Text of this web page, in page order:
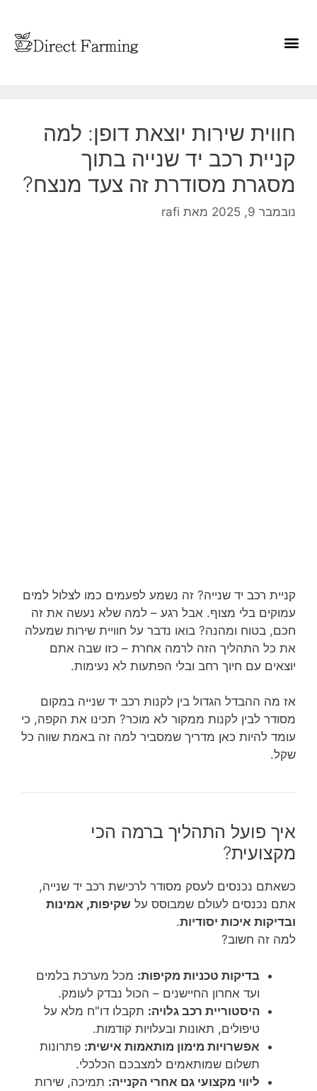
חווית שירות יוצאת דופן: למה
קניית רכב יד שנייה בתוך
מסגרת מסודרת זה צעד מנצח?
נובמבר 9, 2025 מאת rafi
קניית רכב יד שנייה? זה נשמע לפעמים כמו לצלול למים
עמוקים בלי מצוף. אבל רגע – למה שלא נעשה את זה
חכם, בטוח ומהנה? בואו נדבר על חוויית שירות שמעלה
את כל התהליך הזה לרמה אחרת – כזו שבה אתם
יוצאים עם חיוך רחב ובלי הפתעות לא נעימות.
אז מה ההבדל הגדול בין לקנות רכב יד שנייה במקום
מסודר לבין לקנות ממקור לא מוכר? תכינו את הקפה, כי
עומד להיות כאן מדריך שמסביר למה זה באמת שווה כל
שקל.
איך פועל התהליך ברמה הכי
מקצועית?
כשאתם נכנסים לעסק מסודר לרכישת רכב יד שנייה,
אתם נכנסים לעולם שמבוסס על שקיפות, אמינות
ובדיקות איכות יסודיות.
למה זה חשוב?
בדיקות טכניות מקיפות: מכל מערכת בלמים
ועד אחרון החיישנים – הכול נבדק לעומק.
היסטוריית רכב גלויה: תקבלו דו"ח מלא על
טיפולים, תאונות ובעלויות קודמות.
אפשרויות מימון מותאמות אישית: פתרונות
תשלום שמותאמים למצבכם הכלכלי.
ליווי מקצועי גם אחרי הקנייה: תמיכה, שירות